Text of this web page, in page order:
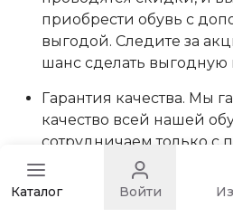
приобрести обувь с
выгодой. Следите за
шанс сделать выгодную
Гарантия качества. Мы
качество всей нашей
сотрудничаем только с
поставщиками, что
предложить вам
Каталог Войти